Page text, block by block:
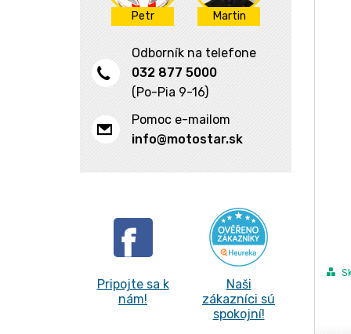
Yamaha
Universální
Riadiace jednotky
Gripy (rúčky)
Stupačky
Závažíčka
Řídítka
Kľúčenky
Dáždniky
ŠPZ, cumlíky
Ostatní
Príslušenstvo
Elektrické skútre
Petr Martin
Odborník na telefone
032 877 5000
(Po-Pia 9-16)
Pomoc e-mailom
info@motostar.sk
Pripojte sa k
nám!
Naši
zákazníci sú
spokojní!